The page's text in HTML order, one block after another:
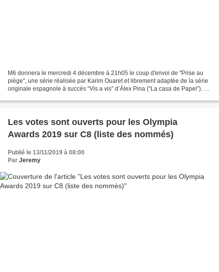
M6 donnera le mercredi 4 décembre à 21h05 le coup d'envoi de "Prise au
piège", une série réalisée par Karim Ouaret et librement adaptée de la série
originale espagnole à succès “Vis a vis” d’Álex Pina (“La casa de Papel”). Au
Les votes sont ouverts pour les Olympia
Awards 2019 sur C8 (liste des nommés)
Publié le 13/11/2019 à 08:00
Par Jeremy